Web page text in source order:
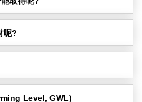
呢?
Level, GWL)